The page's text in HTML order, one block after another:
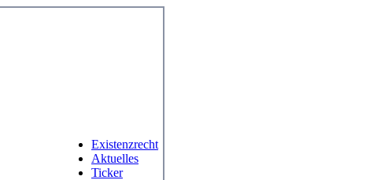
Existenzrecht
Aktuelles
Ticker